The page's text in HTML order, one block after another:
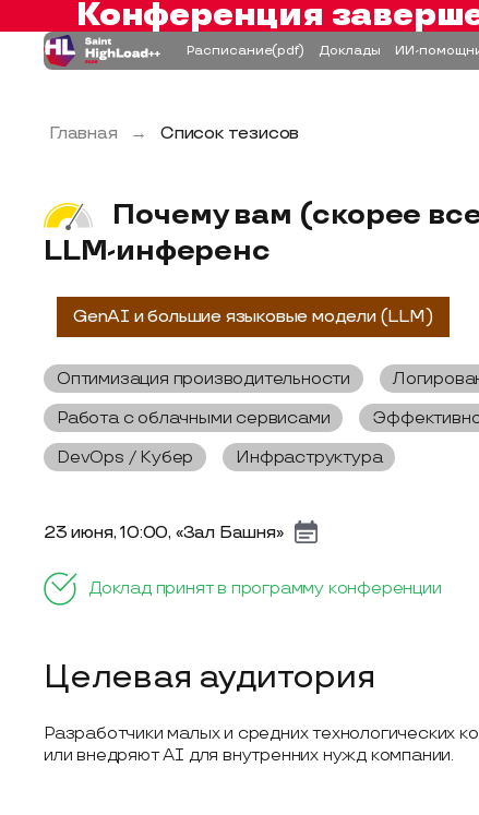
Конференция
Расписание(pdf) Доклады ИИ-
Главная → Список тезисов
Почему вам (скорее
LLM-инференс
GenAI и большие языковые модели (LLM)
Оптимизация производительности
Работа с облачными сервисами
DevOps / Кубер
Инфраструктура
23 июня, 10:00, «Зал Башня»
Доклад принят в программу конференции
Целевая аудитория
Разработчики малых и средних технологических
или внедряют AI для внутренних нужд компании.